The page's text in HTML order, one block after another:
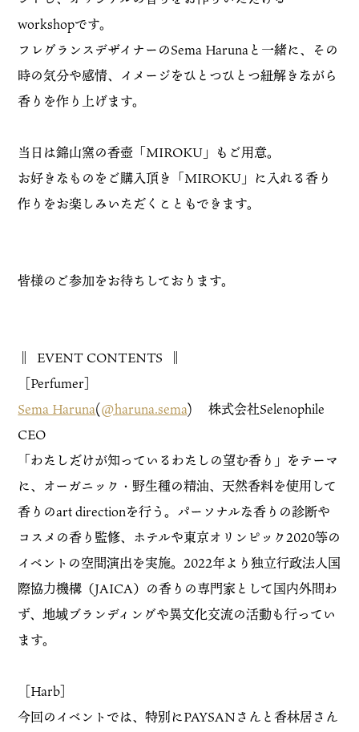
workshopです。
フレグランスデザイナーのSema Harunaと一緒に、その
時の気分や感情、イメージをひとつひとつ紐解きながら
香りを作り上げます。
当日は錦山窯の香壺「MIROKU」もご用意。
お好きなものをご購入頂き「MIROKU」に入れる香り
作りをお楽しみいただくこともできます。
皆様のご参加をお待ちしております。
‖ EVENT CONTENTS
‖
［Perfumer］
Sema Haruna(@haruna.sema) 株式会社Selenophile
CEO
「わたしだけが知っているわたしの望む香り」をテーマ
に、オーガニック・野生種の精油、天然香料を使用して
香りのart directionを行う。パーソナルな香りの診断や
コスメの香り監修、ホテルや東京オリンピック2020等の
イベントの空間演出を実施。2022年より独立行政法人国
際協力機構（JAICA）の香りの専門家として国内外問わ
ず、地域ブランディングや異文化交流の活動も行ってい
ます。
［Harb］
今回のイベントでは、特別にPAYSANさんと香林居さん